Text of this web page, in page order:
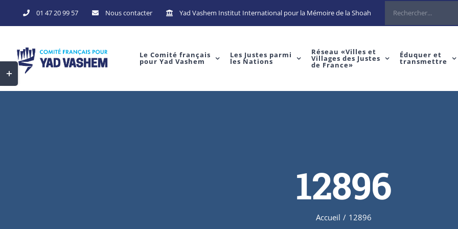
to
01 47 20 99 57 Nous contacter Yad Vashem Institut International pour la Mémoire de la Shoah Rechercher
Le Comité français
pour Yad Vashem
Les Justes parmi
les Nations
Réseau «Villes et
Villages des Justes
de France»
Éduquer et
transmettre
12896
Accueil / 12896
Toggle
Sliding